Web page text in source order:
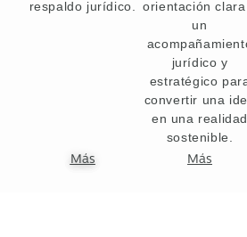
respaldo jurídico.
Más
orientación
un
jurídico y
estratégico
convertir una
en una realidad
sostenible.
Más